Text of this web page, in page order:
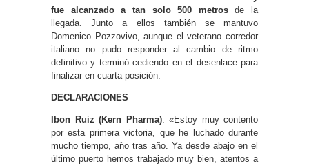
fue alcanzado a tan solo 500 metrosde la
llegada. Junto a ellos también se mantuvo
Domenico Pozzovivo, aunque el veterano corredor
italiano no pudo responder al cambio de ritmo
definitivo y terminó cediendo en el desenlace para
finalizar en cuarta posición.
DECLARACIONES
Ibon Ruiz (Kern Pharma): «Estoy muy contento
por esta primera victoria, que he luchado durante
mucho tiempo, año tras año. Ya desde abajo en el
último puerto hemos trabajado muy bien, atentos a